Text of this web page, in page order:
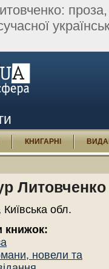
КНИГАРНІ
Литовченко
Київська обл.
книжок:
новели та